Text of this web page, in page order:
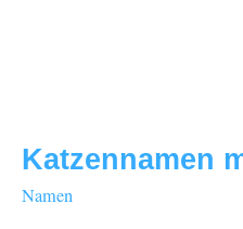
Katzennamen
Namen